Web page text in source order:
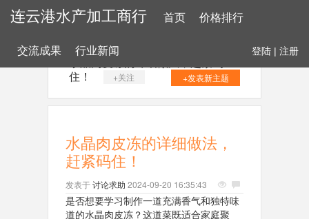
连云港水产加工商行 首页 价格排行
交流成果 行业新闻 登陆 | 注册
住！
+关注 +发表新主题
水晶肉皮冻的详细做法，
赶紧码住！
发表于讨论求助 2024-09-20 16:35:43
是否想要学习制作一道充满香气和独特味
道的水晶肉皮冻？这道菜既适合家庭聚